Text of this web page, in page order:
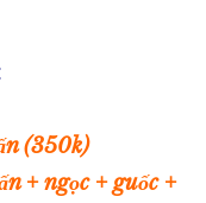
(350k)
+ ngọc + guốc +